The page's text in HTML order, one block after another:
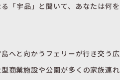
「宇品」と聞いて、あなたは何を
へと向かうフェリーが行き交う広
商業施設や公園が多くの家族連れ